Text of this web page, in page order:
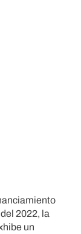
2022, la
un